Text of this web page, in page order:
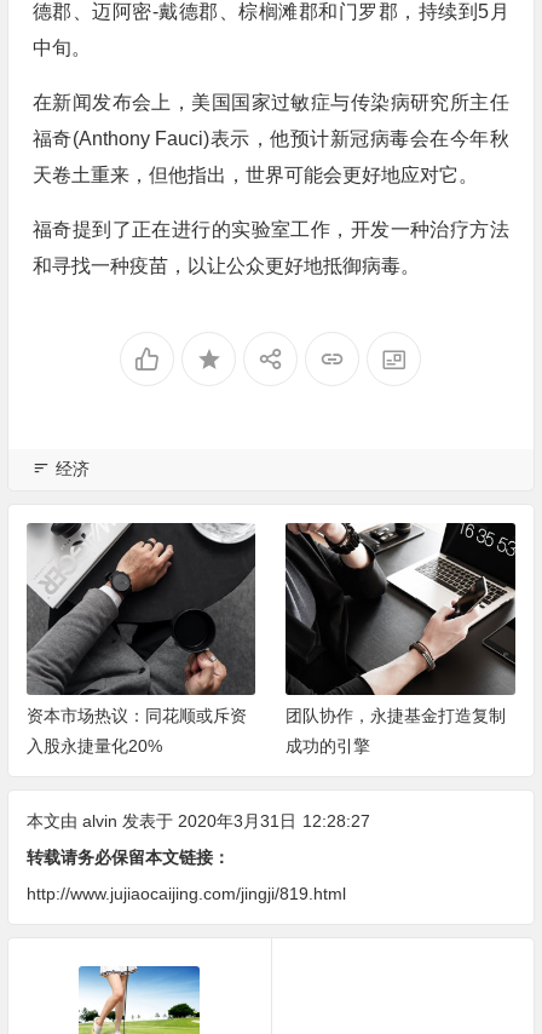
德郡、迈阿密-戴德郡、棕榈滩郡和门罗郡，持续到5月
中旬。
在新闻发布会上，美国国家过敏症与传染病研究所主任
福奇(Anthony Fauci)表示，他预计新冠病毒会在今年秋
天卷土重来，但他指出，世界可能会更好地应对它。
福奇提到了正在进行的实验室工作，开发一种治疗方法
和寻找一种疫苗，以让公众更好地抵御病毒。
经济
资本市场热议：同花顺或斥资
入股永捷量化20%
团队协作，永捷基金打造复制
成功的引擎
本文由 alvin 发表于 2020年3月31日 12:28:27
转载请务必保留本文链接：
http://www.jujiaocaijing.com/jingji/819.html